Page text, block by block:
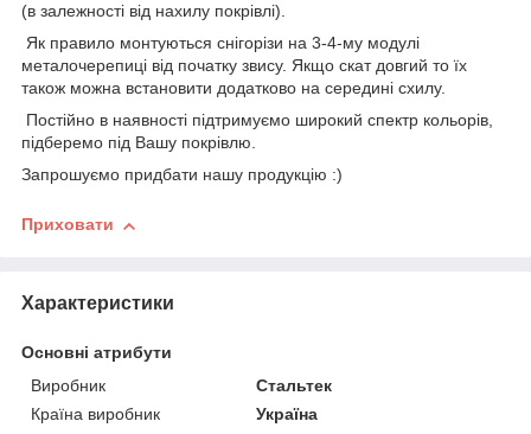
(в залежності від нахилу покрівлі).
Як правило монтуються снігорізи на 3-4-му модулі
металочерепиці від початку звису. Якщо скат довгий то їх
також можна встановити додатково на середині схилу.
Постійно в наявності підтримуємо широкий спектр кольорів,
підберемо під Вашу покрівлю.
Запрошуємо придбати нашу продукцію :)
Приховати
Характеристики
Основні атрибути
Виробник
Стальтек
Країна виробник
Україна